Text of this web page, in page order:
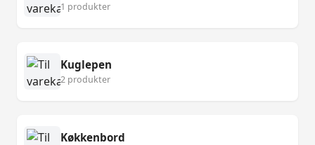
1 produkter
Kuglepen
2 produkter
Køkkenbord